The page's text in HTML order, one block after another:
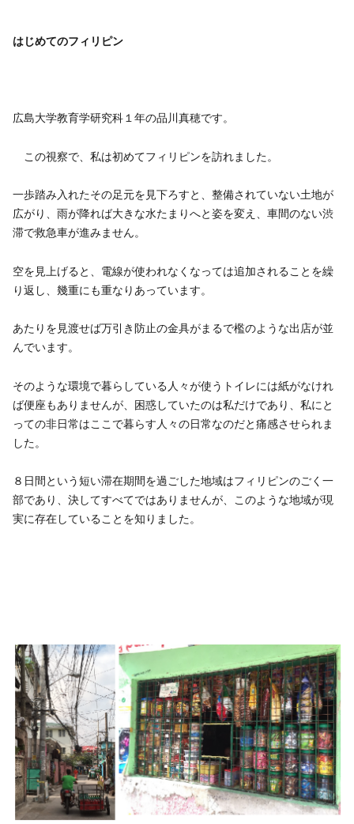
はじめてのフィリピン
広島大学教育学研究科１年の品川真穂です。
この視察で、私は初めてフィリピンを訪れました。
一歩踏み入れたその足元を見下ろすと、整備されていない土地が
広がり、雨が降れば大きな水たまりへと姿を変え、車間のない渋
滞で救急車が進みません。
空を見上げると、電線が使われなくなっては追加されることを繰
り返し、幾重にも重なりあっています。
あたりを見渡せば万引き防止の金具がまるで檻のような出店が並
んでいます。
そのような環境で暮らしている人々が使うトイレには紙がなけれ
ば便座もありませんが、困惑していたのは私だけであり、私にと
っての非日常はここで暮らす人々の日常なのだと痛感させられま
した。
８日間という短い滞在期間を過ごした地域はフィリピンのごく一
部であり、決してすべてではありませんが、このような地域が現
実に存在していることを知りました。